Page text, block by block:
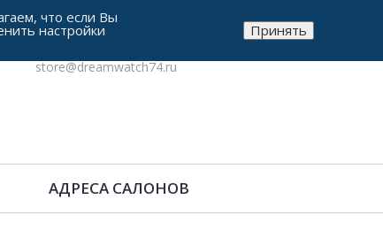
8-912-771-38-05
store@dreamwatch74.ru
АДРЕСА САЛОНОВ
что если Вы
настройки Принять